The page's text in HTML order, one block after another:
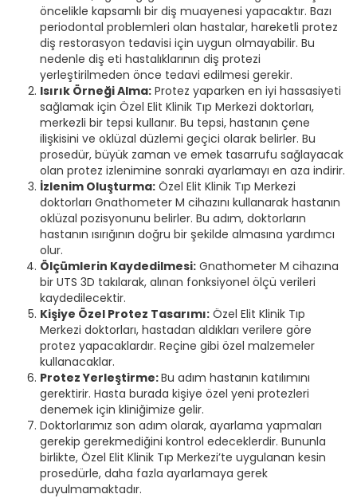
öncelikle kapsamlı bir diş muayenesi yapacaktır. Bazı
periodontal problemleri olan hastalar, hareketli protez
diş restorasyon tedavisi için uygun olmayabilir. Bu
nedenle diş eti hastalıklarının diş protezi
yerleştirilmeden önce tedavi edilmesi gerekir.
Isırık Örneği Alma: Protez yaparken en iyi hassasiyeti
sağlamak için Özel Elit Klinik Tıp Merkezi doktorları,
merkezli bir tepsi kullanır. Bu tepsi, hastanın çene
ilişkisini ve oklüzal düzlemi geçici olarak belirler. Bu
prosedür, büyük zaman ve emek tasarrufu sağlayacak
olan protez izlenimine sonraki ayarlamayı en aza indirir.
İzlenim Oluşturma: Özel Elit Klinik Tıp Merkezi
doktorları Gnathometer M cihazını kullanarak hastanın
oklüzal pozisyonunu belirler. Bu adım, doktorların
hastanın ısırığının doğru bir şekilde almasına yardımcı
olur.
Ölçümlerin Kaydedilmesi: Gnathometer M cihazına
bir UTS 3D takılarak, alınan fonksiyonel ölçü verileri
kaydedilecektir.
Kişiye Özel Protez Tasarımı: Özel Elit Klinik Tıp
Merkezi doktorları, hastadan aldıkları verilere göre
protez yapacaklardır. Reçine gibi özel malzemeler
kullanacaklar.
Protez Yerleştirme:Bu adım hastanın katılımını
gerektirir. Hasta burada kişiye özel yeni protezleri
denemek için kliniğimize gelir.
Doktorlarımız son adım olarak, ayarlama yapmaları
gerekip gerekmediğini kontrol edeceklerdir. Bununla
birlikte, Özel Elit Klinik Tıp Merkezi’te uygulanan kesin
prosedürle, daha fazla ayarlamaya gerek
duyulmamaktadır.